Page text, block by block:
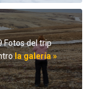
Fotos del trip
la galería »